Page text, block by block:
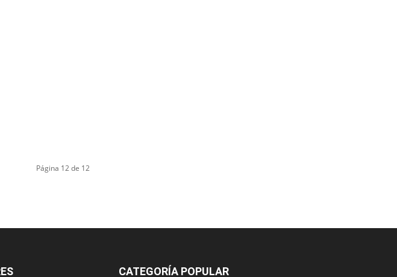
Página 12 de 12
CATEGORÍA POPULAR